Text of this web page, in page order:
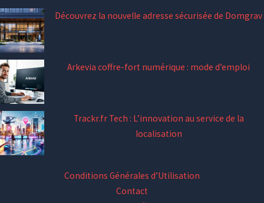
Découvrez la nouvelle adresse sécurisée de Domgrav
Arkevia coffre-fort numérique : mode d’emploi
Trackr.fr Tech : L’innovation au service de la
localisation
Conditions Générales d’Utilisation
Contact